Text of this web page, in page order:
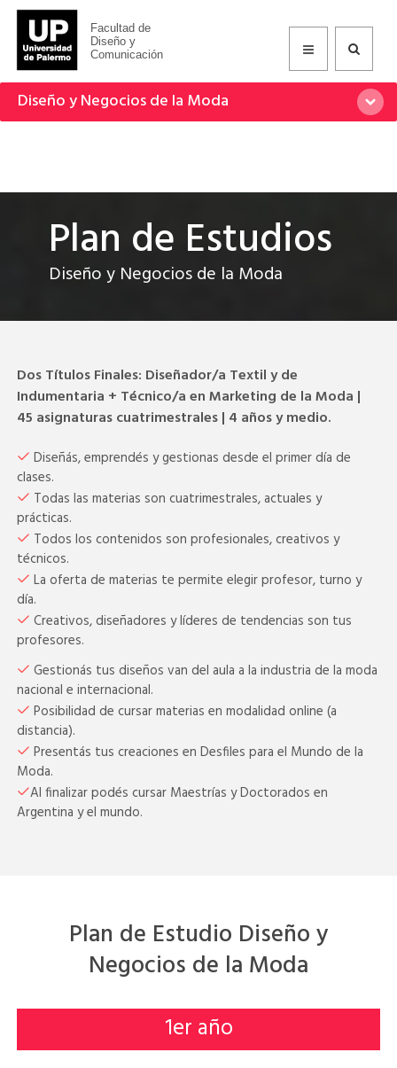
Facultad de
Diseño y
Comunicación
Diseño y Negocios de la Moda
Plan de Estudios
Diseño y Negocios de la Moda
Dos Títulos Finales: Diseñador/a Textil y de
Indumentaria + Técnico/a en Marketing de la Moda |
45 asignaturas cuatrimestrales | 4 años y medio.
Diseñás, emprendés y gestionas desde el primer día de
clases.
Todas las materias son cuatrimestrales, actuales y
prácticas.
Todos los contenidos son profesionales, creativos y
técnicos.
La oferta de materias te permite elegir profesor, turno y
día.
Creativos, diseñadores y líderes de tendencias son tus
profesores.
Gestionás tus diseños van del aula a la industria de la moda
nacional e internacional.
Posibilidad de cursar materias en modalidad online (a
distancia).
Presentás tus creaciones en Desfiles para el Mundo de la
Moda.
Al finalizar podés cursar Maestrías y Doctorados en
Argentina y el mundo.
Plan de Estudio Diseño y
Negocios de la Moda
1er año